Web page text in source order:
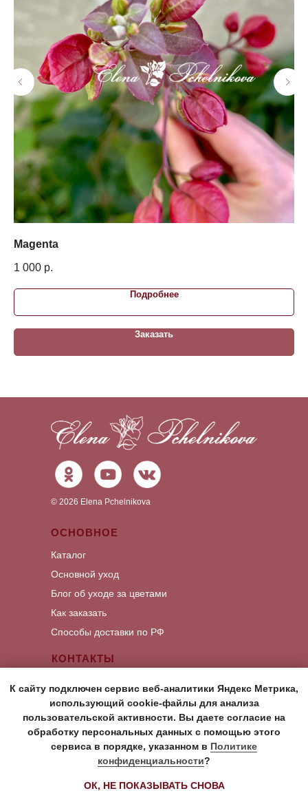
Magenta
1 000 р.
Подробнее
Заказать
К сайту подключен сервис веб-аналитики Яндекс Метрика,
использующий cookie-файлы для анализа
пользовательской активности. Вы даете согласие на
обработку персональных данных с помощью этого
сервиса в порядке, указанном в Политике
конфиденциальности?
ОК, НЕ ПОКАЗЫВАТЬ СНОВА
ОСНОВНОЕ
Каталог
Основной уход
Блог об уходе за цветами
Как заказать
Способы доставки по РФ
КОНТАКТЫ
Написать Viber
Написать Telegram
Согласие на обработку персональных данных
Политика в отношении обработки
персональных данных
© 2026 Elena Pchelnikova